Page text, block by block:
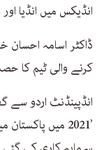
انڈیکس میں انڈیا
ڈاکٹر اسامہ
کرنے والی ٹیم کا
انڈپینڈنٹ اردو سے